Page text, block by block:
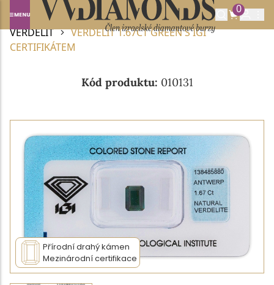
0
Domů
DRAHOKAMY A POLODRAHOKAMY
VERDELIT
VERDELIT 1.67CT GREEN S IGI
CERTIFIKÁTEM
Kód produktu: 010131
Přírodní drahý kámen
Mezinárodní certifikace